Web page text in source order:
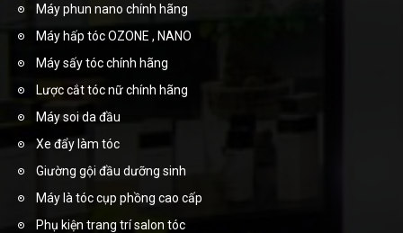
Máy phun nano chính hãng
Máy hấp tóc OZONE , NANO
Máy sấy tóc chính hãng
Lược cắt tóc nữ chính hãng
Máy soi da đầu
Xe đẩy làm tóc
Giường gội đầu dưỡng sinh
Máy là tóc cụp phồng cao cấp
Phụ kiện trang trí salon tóc